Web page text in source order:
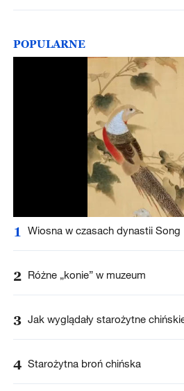
POPULARNE
1 Wiosna w czasach dynastii Song
2 Różne „konie” w muzeum
3 Jak wyglądały starożytne
4 Starożytna broń chińska